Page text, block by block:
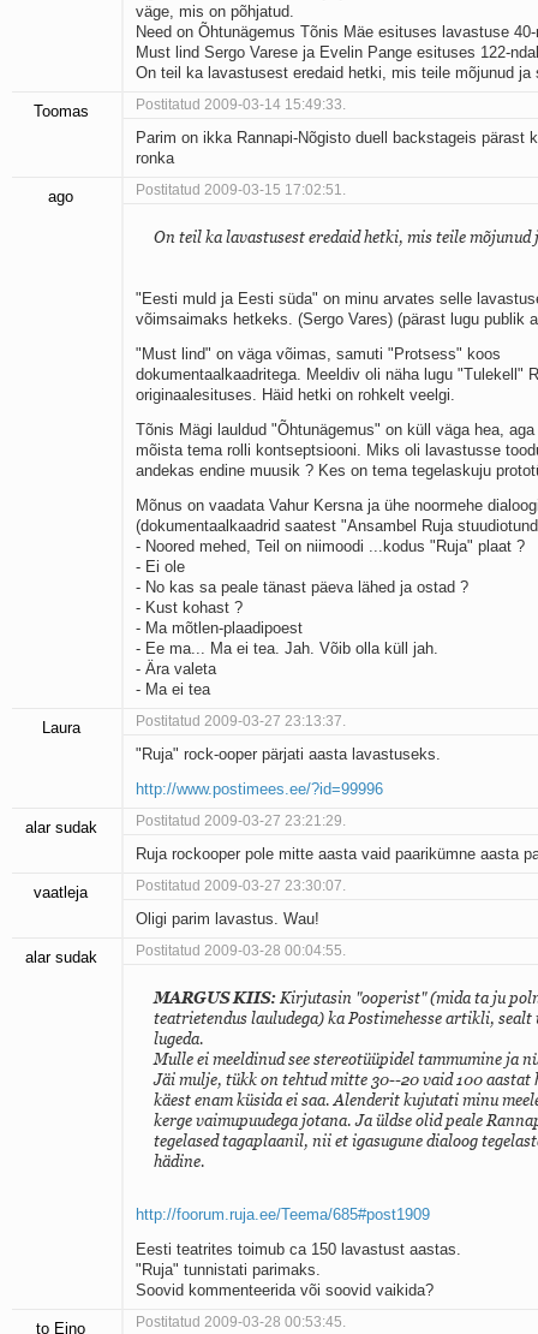
väge, mis on põhjatud.
Need on Õhtunägemus Tõnis Mäe esituses lavastuse
Must lind Sergo Varese ja Evelin Pange esituses 122-
On teil ka lavastusest eredaid hetki, mis teile mõjunud ja
Toomas Postitatud 2009-03-14 15:49:33.
Parim on ikka Rannapi-Nõgisto duell backstageis pärast
ronka
ago Postitatud 2009-03-15 17:02:51.
On teil ka lavastusest eredaid hetki, mis teile mõjunud
"Eesti muld ja Eesti süda" on minu arvates selle
võimsaimaks hetkeks. (Sergo Vares) (pärast lugu publik
"Must lind" on väga võimas, samuti "Protsess" koos
dokumentaalkaadritega. Meeldiv oli näha lugu "Tulekell"
originaalesituses. Häid hetki on rohkelt veelgi.
Tõnis Mägi lauldud "Õhtunägemus" on küll väga hea,
mõista tema rolli kontseptsiooni. Miks oli lavastusse
andekas endine muusik ? Kes on tema tegelaskuju
Mõnus on vaadata Vahur Kersna ja ühe noormehe
(dokumentaalkaadrid saatest "Ansambel Ruja
- Noored mehed, Teil on niimoodi ...kodus "Ruja" plaat ?
- Ei ole
- No kas sa peale tänast päeva lähed ja ostad ?
- Kust kohast ?
- Ma mõtlen-plaadipoest
- Ee ma... Ma ei tea. Jah. Võib olla küll jah.
- Ära valeta
- Ma ei tea
Laura Postitatud 2009-03-27 23:13:37.
"Ruja" rock-ooper pärjati aasta lavastuseks.
http://www.postimees.ee/?id=99996
alar sudak Postitatud 2009-03-27 23:21:29.
Ruja rockooper pole mitte aasta vaid paarikümne aasta
vaatleja Postitatud 2009-03-27 23:30:07.
Oligi parim lavastus. Wau!
alar sudak Postitatud 2009-03-28 00:04:55.
MARGUS KIIS: Kirjutasin "ooperist" (mida ta ju
teatrietendus lauludega) ka Postimehesse artikli,
lugeda.
Mulle ei meeldinud see stereotüüpidel tammumine ja
Jäi mulje, tükk on tehtud mitte 30--20 vaid 100 aastat
käest enam küsida ei saa. Alenderit kujutati minu
kerge vaimupuudega jotana. Ja üldse olid peale
tegelased tagaplaanil, nii et igasugune dialoog
hädine.
http://foorum.ruja.ee/Teema/685#post1909
Eesti teatrites toimub ca 150 lavastust aastas.
"Ruja" tunnistati parimaks.
Soovid kommenteerida või soovid vaikida?
to Eino Postitatud 2009-03-28 00:53:45.